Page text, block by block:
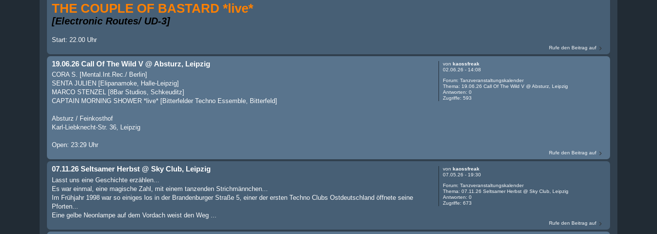
THE COUPLE OF BASTARD *live*
[Electronic Routes/ UD-3]
Start: 22.00 Uhr
Rufe den Beitrag auf
vonkaossfreak
02.06.26 - 14:08
Forum:Tanzveranstaltungskalender
Thema: 19.06.26 Call Of The Wild V @ Absturz, Leipzig
Antworten:0
Zugriffe:593
19.06.26 Call Of The Wild V @ Absturz, Leipzig
CORA S. [Mental.Int.Rec./ Berlin]
SENTA JULIEN [Elipanamoke, Halle-Leipzig]
MARCO STENZEL [8Bar Studios, Schkeuditz]
CAPTAIN MORNING SHOWER *live* [Bitterfelder Techno Essemble, Bitterfeld]
Absturz / Feinkosthof
Karl-Liebknecht-Str. 36, Leipzig
Open: 23:29 Uhr
Rufe den Beitrag auf
vonkaossfreak
07.05.26 - 19:30
Forum:Tanzveranstaltungskalender
Thema:07.11.26 Seltsamer Herbst @ Sky Club, Leipzig
Antworten:0
Zugriffe:673
07.11.26 Seltsamer Herbst @ Sky Club, Leipzig
Lasst uns eine Geschichte erzählen...
Es war einmal, eine magische Zahl, mit einem tanzenden Strichmännchen...
Im Frühjahr 1998 war so einiges los in der Brandenburger Straße 5, einer der ersten Techno Clubs Ostdeutschland öffnete seine
Pforten...
Eine gelbe Neonlampe auf dem Vordach weist den Weg ...
Rufe den Beitrag auf